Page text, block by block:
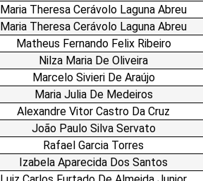
Maria Theresa Cerávolo Laguna Abreu
Maria Theresa Cerávolo Laguna Abreu
Matheus Fernando Felix Ribeiro
Nilza Maria De Oliveira
Marcelo Sivieri De Araújo
Maria Julia De Medeiros
Alexandre Vitor Castro Da Cruz
João Paulo Silva Servato
Rafael Garcia Torres
Izabela Aparecida Dos Santos